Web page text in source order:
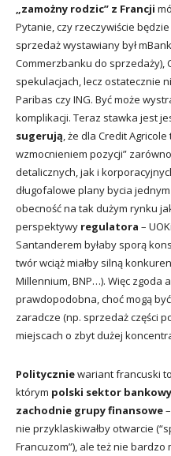
„zamożny rodzic” z Francji
Pytanie, czy rzeczywiście będzie
sprzedaż wystawiany był
Commerzbanku do sprzedaży),
spekulacjach, lecz ostatecznie
Paribas czy ING. Być może
komplikacji. Teraz stawka jest
sugerują, że dla Credit
wzmocnieniem pozycji”
detalicznych, jak i
długofalowe plany bycia
obecność na tak dużym rynku
perspektywy regulatora –
Santanderem byłaby sporą
twór wciąż miałby silną
Millennium, BNP…). Więc zgoda
prawdopodobna, choć mogą
zaradcze (np. sprzedaż części
miejscach o zbyt dużej
Polityczniewariant francuski
którym polski sektor
zachodnie grupy finansowe
nie przyklaskiwałby otwarcie
Francuzom”), ale też nie bardzo